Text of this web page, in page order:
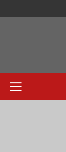
to
Menu